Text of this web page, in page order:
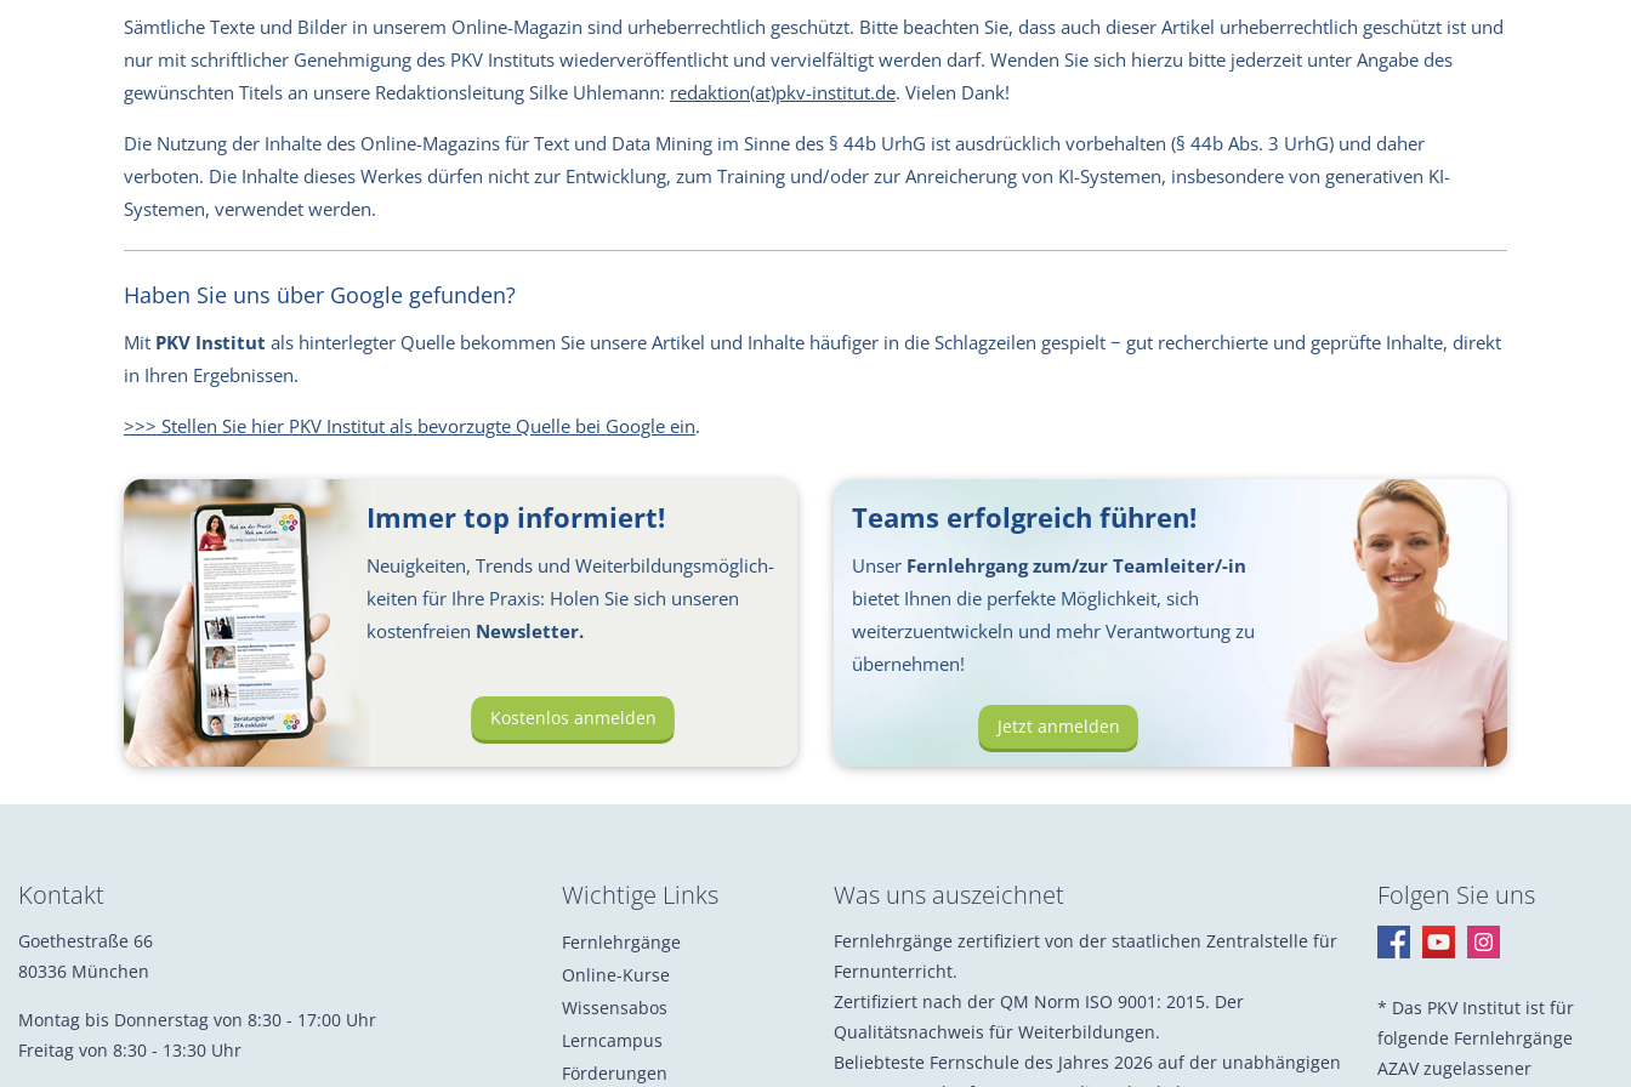
Sämtliche Texte und Bilder in unserem Online-Magazin sind urheberrechtlich geschützt. Bitte beachten Sie, dass auch dieser Artikel urheberrechtlich geschützt ist und
nur mit schriftlicher Genehmigung des PKV Instituts wiederveröffentlicht und vervielfältigt werden darf. Wenden Sie sich hierzu bitte jederzeit unter Angabe des
gewünschten Titels an unsere Redaktionsleitung Silke Uhlemann: redaktion(at)pkv-institut.de. Vielen Dank!
Die Nutzung der Inhalte des Online-Magazins für Text und Data Mining im Sinne des § 44b UrhG ist ausdrücklich vorbehalten (§ 44b Abs. 3 UrhG) und daher
verboten. Die Inhalte dieses Werkes dürfen nicht zur Entwicklung, zum Training und/oder zur Anreicherung von KI-Systemen, insbesondere von generativen KI-
Systemen, verwendet werden.
Haben Sie uns über Google gefunden?
Mit PKV Institut als hinterlegter Quelle bekommen Sie unsere Artikel und Inhalte häufiger in die Schlagzeilen gespielt − gut recherchierte und geprüfte Inhalte, direkt
in Ihren Ergebnissen.
>>> Stellen Sie hier PKV Institut als bevorzugte Quelle bei Google ein.
Immer top informiert!
Neuigkeiten, Trends und Weiter­bil­dungs­möglich­
keiten für Ihre Praxis: Holen Sie sich unseren
kosten­freien Newsletter.
Kostenlos anmelden
Teams erfolgreich führen!
Unser Fernlehrgang zum/zur Teamleiter/-in
bietet Ihnen die perfekte Möglichkeit, sich
weiterzuentwickeln und mehr Verantwortung zu
übernehmen!
Jetzt anmelden
Kontakt
Goethestraße 66
80336 München
Montag bis Donnerstag von 8:30 - 17:00 Uhr
Freitag von 8:30 - 13:30 Uhr
Wichtige Links
Fernlehrgänge
Online-Kurse
Wissensabos
Lerncampus
Förderungen
Was uns auszeichnet
Fernlehrgänge zertifiziert von der staatlichen Zentralstelle für
Fernunterricht.
Zertifiziert nach der QM Norm ISO 9001: 2015. Der
Qualitätsnachweis für Weiterbildungen.
Beliebteste Fernschule des Jahres 2026 auf der unabhängigen
Folgen Sie uns
* Das PKV Institut ist für
folgende Fernlehrgänge
AZAV zugelassener